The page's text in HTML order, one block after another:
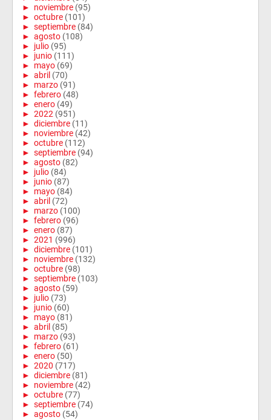
► noviembre (95)
► octubre (101)
► septiembre (84)
► agosto (108)
► julio (95)
► junio (111)
► mayo (69)
► abril (70)
► marzo (91)
► febrero (48)
► enero (49)
► 2022 (951)
► diciembre (11)
► noviembre (42)
► octubre (112)
► septiembre (94)
► agosto (82)
► julio (84)
► junio (87)
► mayo (84)
► abril (72)
► marzo (100)
► febrero (96)
► enero (87)
► 2021 (996)
► diciembre (101)
► noviembre (132)
► octubre (98)
► septiembre (103)
► agosto (59)
► julio (73)
► junio (60)
► mayo (81)
► abril (85)
► marzo (93)
► febrero (61)
► enero (50)
► 2020 (717)
► diciembre (81)
► noviembre (42)
► octubre (77)
► septiembre (74)
► agosto (54)